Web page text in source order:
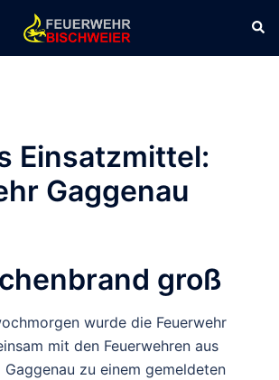
Einsatzmittel:
Gaggenau
groß
wurde die Feuerwehr
mit den Feuerwehren aus
Gaggenau zu einem gemeldeten